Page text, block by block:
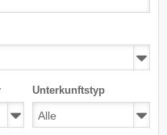
Unterkunftstyp